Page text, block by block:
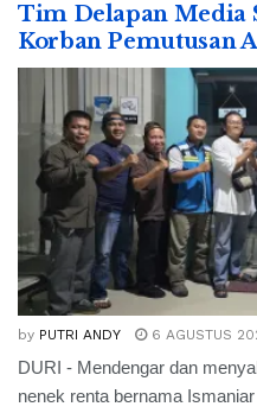
Tim Delapan Media
Korban Pemutusan
by PUTRI ANDY 6 AGUSTUS
DURI - Mendengar dan
nenek renta bernama